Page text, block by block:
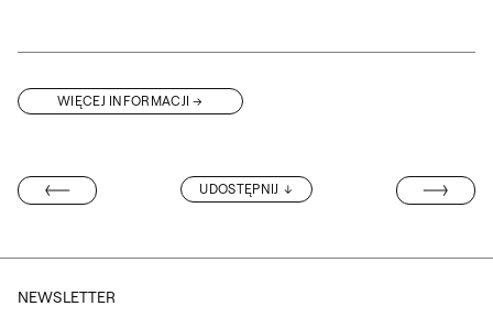
WIĘCEJ INFORMACJI
UDOSTĘPNIJ
SHOWROOM
„POCZTÓWKA
NEWSLETTER